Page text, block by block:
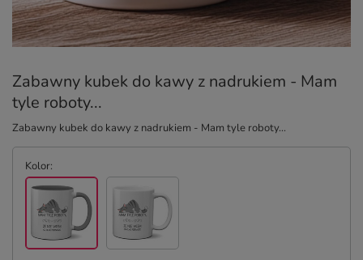
Zabawny kubek do kawy z nadrukiem - Mam
tyle roboty...
Zabawny kubek do kawy z nadrukiem - Mam tyle roboty...
Kolor